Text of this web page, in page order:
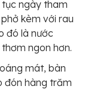
ngày tham
kèm với rau
đó là nước
ngon hơn.
mát, bàn
đón hàng trăm